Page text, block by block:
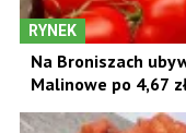
RYNEK
Na Broniszach
Malinowe po 4,67